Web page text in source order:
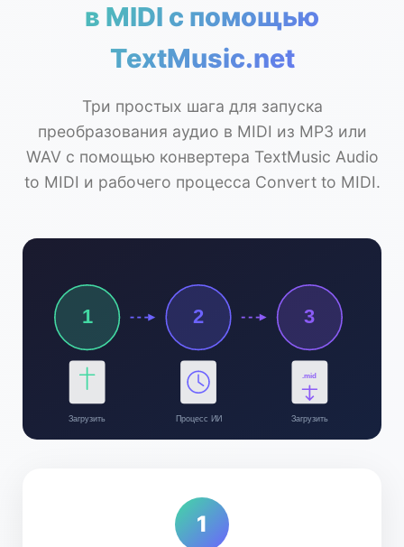
в MIDI с помощью
TextMusic.net
Три простых шага для запуска
преобразования аудио в MIDI из MP3 или
WAV с помощью конвертера TextMusic Audio
to MIDI и рабочего процесса Convert to MIDI.
1
Загрузить
2
Процесс ИИ
3
.mid
Загрузить
1